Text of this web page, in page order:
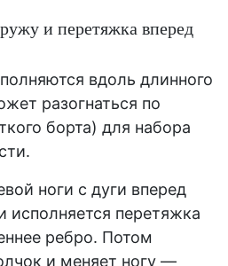
и перетяжка вперед
вдоль длинного
разогнаться по
борта) для набора
ноги с дуги вперед
исполняется перетяжка
ребро. Потом
и меняет ногу —